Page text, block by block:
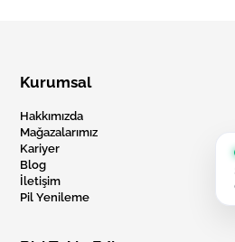
Kurumsal
Hakkımızda
Mağazalarımız
Kariyer
Blog
İletişim
Pil Yenileme